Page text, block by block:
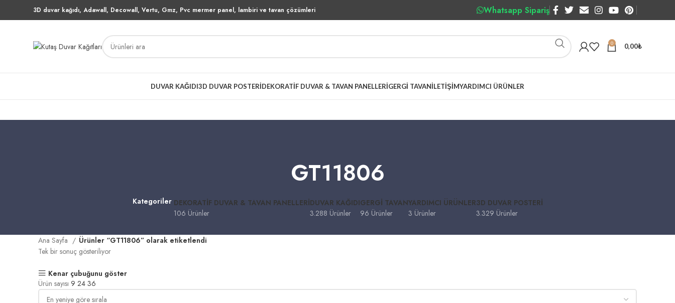
3D duvar kağıdı, Adawall, Decowall, Vertu, Gmz, Pvc mermer panel, lambiri ve tavan çözümleri Whatsapp Sipariş
0 0,00₺
DUVAR KAĞIDI3D DUVAR POSTERIDEKORATIF DUVAR & TAVAN PANELLERIGERGI TAVANİLETIŞIMYARDIMCI ÜRÜNLER
GT11806
Kategoriler DEKORATIF DUVAR & TAVAN PANELLERI
106 Ürünler
DUVAR KAĞIDI
3.288 Ürünler
GERGI TAVAN
96 Ürünler
YARDIMCI ÜRÜNLER
3 Ürünler
3D DUVAR POSTERI
3.329 Ürünler
Ana Sayfa
Ürünler “GT11806” olarak etiketlendi
Tek bir sonuç gösteriliyor
Kenar çubuğunu göster
Ürün sayısı 9 24 36